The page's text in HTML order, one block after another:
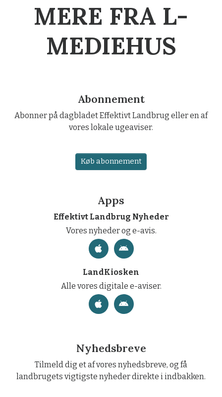
MERE FRA L-
MEDIEHUS
Abonnement
Abonner på dagbladet Effektivt Landbrug eller en af
vores lokale ugeaviser.
Køb abonnement
Apps
Effektivt Landbrug Nyheder
Vores nyheder og e-avis.
LandKiosken
Alle vores digitale e-aviser.
Nyhedsbreve
Tilmeld dig et af vores nyhedsbreve, og få
landbrugets vigtigste nyheder direkte i indbakken.